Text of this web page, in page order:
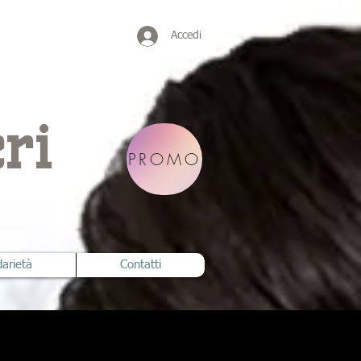
Accedi
PROMO
Contatti